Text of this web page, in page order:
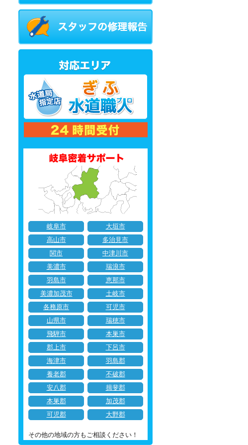
岐阜市
大垣市
高山市
多治見市
関市
中津川市
美濃市
瑞浪市
羽島市
恵那市
美濃加茂市
土岐市
各務原市
可児市
山県市
瑞穂市
飛騨市
本巣市
郡上市
下呂市
海津市
羽島郡
養老郡
不破郡
安八郡
揖斐郡
本巣郡
加茂郡
可児郡
大野郡
その他の地域の方もご相談ください！